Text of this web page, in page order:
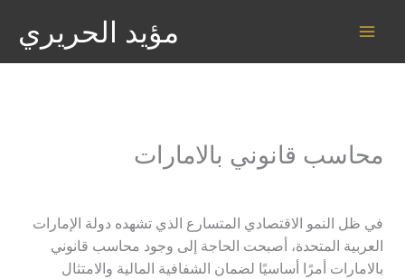
مؤيد الحريري
محاسب قانوني بالامارات
في ظل النمو الاقتصادي المتسارع الذي تشهده دولة الإمارات
العربية المتحدة، أصبحت الحاجة إلى وجود محاسب قانوني
بالامارات أمرًا أساسيًا لضمان الشفافية المالية والامتثال